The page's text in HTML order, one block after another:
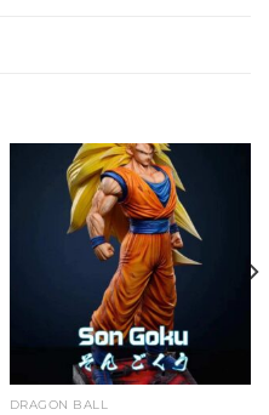
DRAGON BALL